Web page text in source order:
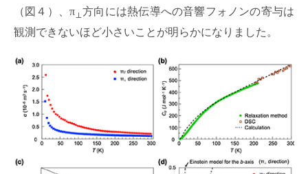
（図４）、π⊥方向には熱伝導への音響フォノンの寄与は
観測できないほど小さいことが明らかになりました。